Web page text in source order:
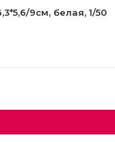
9см, белая, 1/50